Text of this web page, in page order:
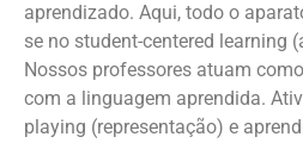
aprendizado. Aqui, todo o
se no student-centered learning
Nossos professores atuam
com a linguagem aprendida.
playing (representação) e